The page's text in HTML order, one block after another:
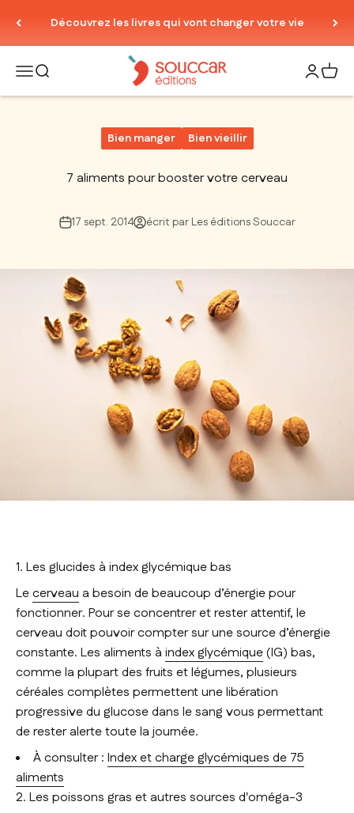
Découvrez les livres qui vont changer votre vie
Ouvrir la navigation
Ouvrir la rechercheThierry Souccar Editions Ouvrir
Voir
Bien manger Bien vieillir
7 aliments pour booster votre cerveau
17 sept. 2014 écrit par Les éditions Souccar
1. Les glucides à index glycémique bas
Lecerveau a besoin de beaucoup d’énergie pour
fonctionner. Pour se concentrer et rester attentif, le
cerveau doit pouvoir compter sur une source d’énergie
constante. Les aliments à index glycémique(IG) bas,
comme la plupart des fruits et légumes, plusieurs
céréales complètes permettent une libération
progressive du glucose dans le sang vous permettant
de rester alerte toute la journée.
À consulter : Index et charge glycémiques de 75
aliments
2. Les poissons gras et autres sources d'oméga-3